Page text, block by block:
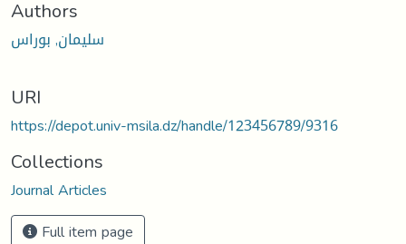
Authors
سليمان, بوراس
URI
https://depot.univ-msila.dz/handle/123456789/9316
Collections
Journal Articles
Full item page